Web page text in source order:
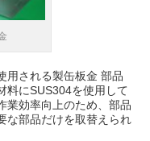
用される製缶板金 部品
料にSUS304を使用して
業効率向上のため、部品
な部品だけを取替えられ